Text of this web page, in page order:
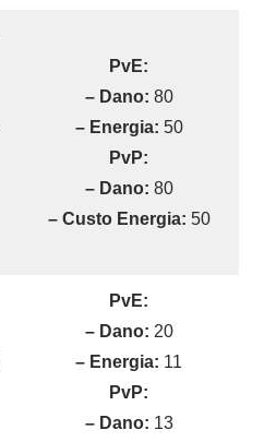
PvE:
– Dano: 80
– Energia: 50
PvP:
– Dano: 80
– Custo Energia: 50
PvE:
– Dano: 20
– Energia: 11
PvP:
– Dano: 13